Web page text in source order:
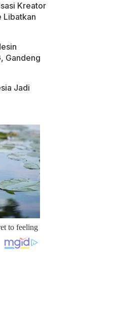
Kreator
Libatkan
Gandeng
Jadi